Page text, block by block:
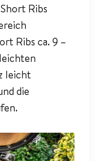
Ribs
Ribs ca. 9 –
leicht
die